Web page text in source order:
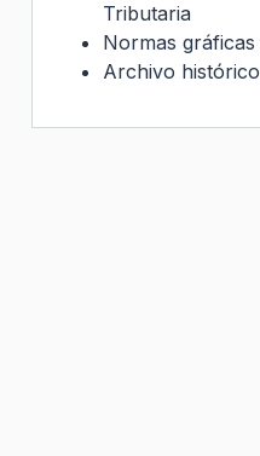
Tributaria
Normas gráficas
Archivo histórico